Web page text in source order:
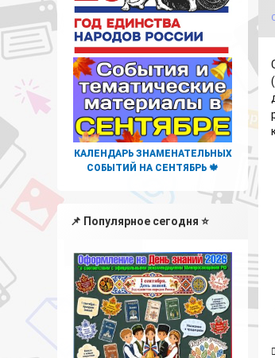
КАЛЕНДАРЬ ЗНАМЕНАТЕЛЬНЫХ
СОБЫТИЙ НА СЕНТЯБРЬ 🍁
📌 Популярное сегодня ⭐